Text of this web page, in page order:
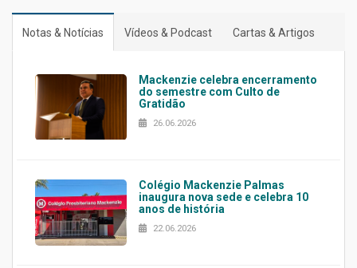
Notas & Notícias Vídeos & Podcast Cartas & Artigos
Mackenzie celebra encerramento
do semestre com Culto de
Gratidão
26.06.2026
Colégio Mackenzie Palmas
inaugura nova sede e celebra 10
anos de história
22.06.2026